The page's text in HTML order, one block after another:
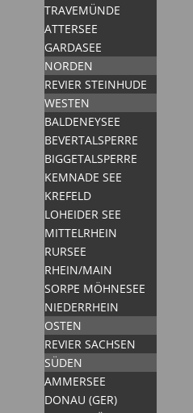
TRAVEMÜNDE
ATTERSEE
GARDASEE
NORDEN
REVIER STEINHUDE
WESTEN
BALDENEYSEE
BEVERTALSPERRE
BIGGETALSPERRE
KEMNADE SEE
KREFELD
LOHEIDER SEE
MITTELRHEIN
RURSEE
RHEIN/MAIN
SORPE MÖHNESEE
NIEDERRHEIN
OSTEN
REVIER SACHSEN
SÜDEN
AMMERSEE
DONAU (GER)